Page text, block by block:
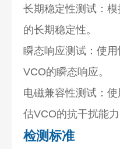
长期稳定性测试：
的长期稳定性。
瞬态响应测试：使
VCO的瞬态响应。
电磁兼容性测试：
估VCO的抗干扰能力
检测标准